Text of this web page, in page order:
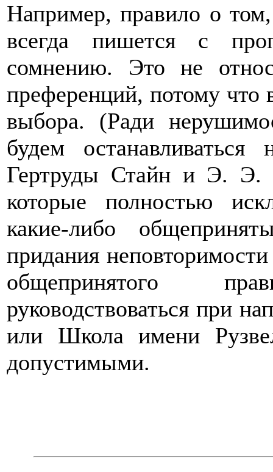
Например, правило о
всегда пишется с
сомнению. Это не
преференций, потому что
выбора. (Ради
будем
Гертруды Стайн и Э. Э.
которые полностью
какие-либо
придания
общепринятого
руководствоваться при
или Школа имени
допустимыми.